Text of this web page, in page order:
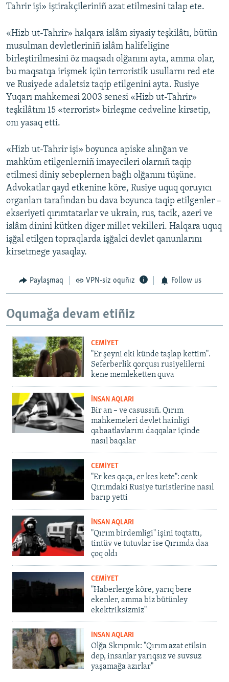
Tahrir işi» iştirakçileriniñ azat etilmesini talap ete.
«Hizb ut-Tahrir» halqara islâm siyasiy teşkilâtı, bütün
musulman devletleriniñ islâm halifeligine
birleştirilmesini öz maqsadı olğanını ayta, amma olar,
bu maqsatqa irişmek içün terroristik usullarnı red ete
ve Rusiyede adaletsiz taqip etilgenini ayta. Rusiye
Yuqarı mahkemesi 2003 senesi «Hizb ut-Tahrir»
teşkilâtını 15 «terrorist» birleşme cedveline kirsetip,
onı yasaq etti.
«Hizb ut-Tahrir işi» boyunca apiske alınğan ve
mahküm etilgenlerniñ imayecileri olarnıñ taqip
etilmesi diniy sebeplernen bağlı olğanını tüşüne.
Advokatlar qayd etkenine köre, Rusiye uquq qoruyıcı
organları tarafından bu dava boyunca taqip etilgenler –
ekseriyeti qırımtatarlar ve ukrain, rus, tacik, azeri ve
islâm dinini kütken diger millet vekilleri. Halqara uquq
işğal etilgen topraqlarda işğalci devlet qanunlarını
kirsetmege yasaqlay.
Paylaşmaq VPN-siz oquñız Follow us
Oqumağa devam etiñiz
CEMİYET
"Er şeyni eki künde taşlap kettim".
Seferberlik qorqusı rusiyelilerni
kene memleketten quva
İNSAN AQLARI
Bir an – ve casussıñ. Qırım
mahkemeleri devlet hainligi
qabaatlavlarını daqqalar içinde
nasıl baqalar
CEMİYET
"Er kes qaça, er kes kete": cenk
Qırımdaki Rusiye turistlerine nasıl
barıp yetti
İNSAN AQLARI
"Qırım birdemligi" işini toqtattı,
tintüv ve tutuvlar ise Qırımda daa
çoq oldı
CEMİYET
"Haberlerge köre, yarıq bere
ekenler, amma biz bütünley
ekektriksizmiz"
İNSAN AQLARI
Olğa Skrıpnık: "Qırım azat etilsin
dep, insanlar yarıqsız ve suvsuz
yaşamağa azırlar"